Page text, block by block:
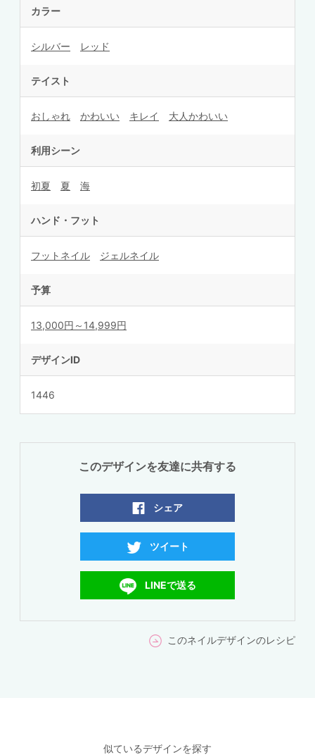
カラー
シルバー レッド
テイスト
おしゃれ かわいい キレイ 大人かわいい
利用シーン
初夏 夏 海
ハンド・フット
フットネイル ジェルネイル
予算
13,000円～14,999円
デザインID
1446
このデザインを友達に共有する
シェア
ツイート
LINEで送る
このネイルデザインのレシピ
似ているデザインを探す